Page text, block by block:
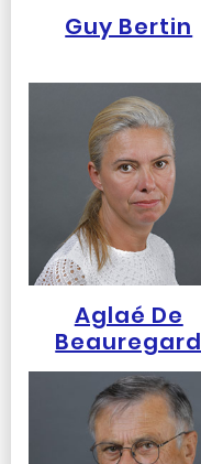
Guy Bertin
Aglaé De
Beauregard